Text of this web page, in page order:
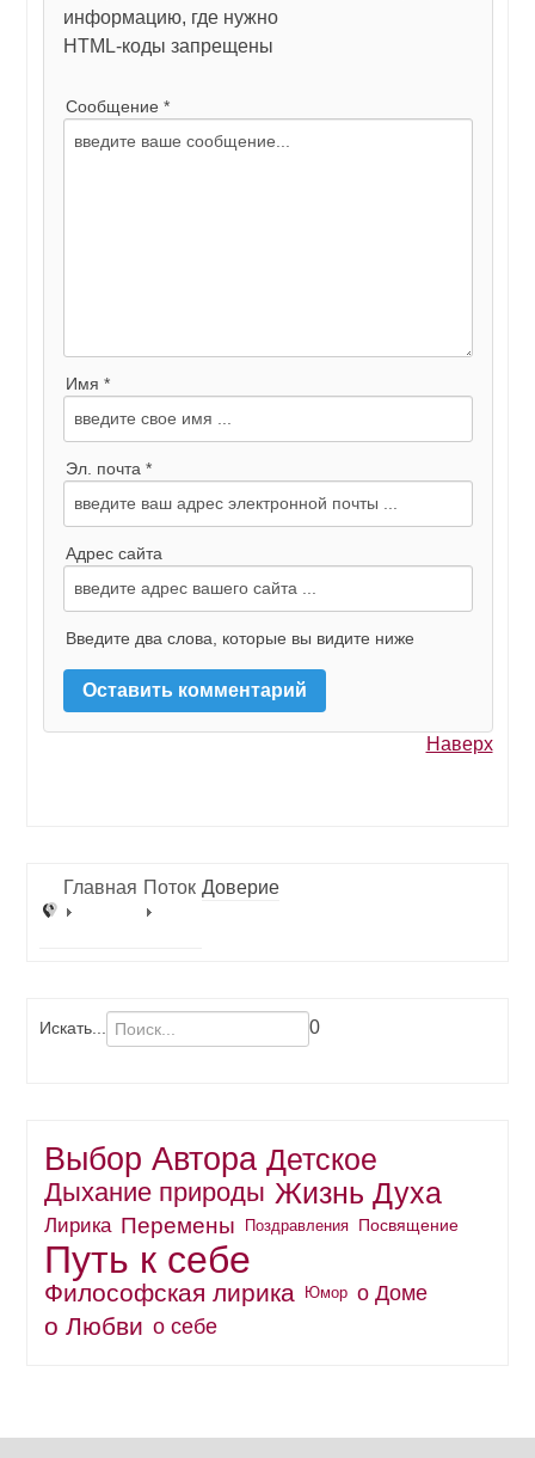
информацию, где нужно
HTML-коды запрещены
Сообщение *
Имя *
Эл. почта *
Адрес сайта
Введите два слова, которые вы видите ниже
Наверх
Главная Поток Доверие
Искать... 0
Выбор Автора Детское
Дыхание природы Жизнь Духа
Лирика Перемены Поздравления Посвящение
Путь к себе
Философская лирика Юмор о Доме
о Любви о себе